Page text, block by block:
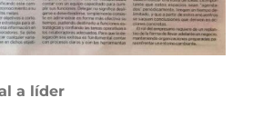
a líder